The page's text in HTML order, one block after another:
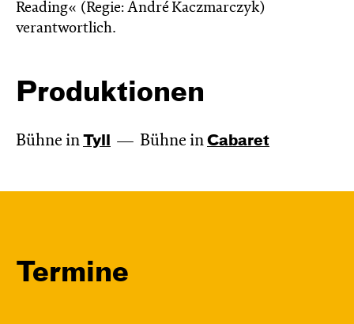
Reading« (Regie: André Kacz­marc­zyk)
verantwortlich.
Produktionen
Bühne in Tyll Bühne in Cabaret
Termine